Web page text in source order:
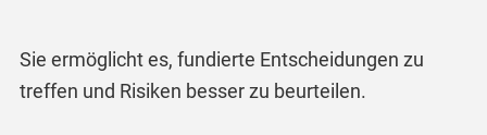
Sie ermöglicht es, fundierte Entscheidungen zu
treffen und Risiken besser zu beurteilen.